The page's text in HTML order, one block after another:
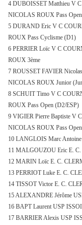
4 DUBOISSET Matthieu V
NICOLAS ROUX Pass
5 DURAND Eric V C
ROUX Pass Cyclisme (D1)
6 PERRIER Loïc V C
ROUX 3ème
7 ROUSSET FAVIER
NICOLAS ROUX Junior
8 SCHUIT Timo V C
ROUX Pass Open (D2/ESP)
9 VIGIER Pierre Baptiste V
NICOLAS ROUX Pass
10 LANGLOIS Marc
11 MALGOUZOU Eric E.
12 MARIN Loïc E. C.
13 PERRIOT Luke E. C.
14 TISSOT Victor E. C.
15 ALEXANDRE Jérôme
16 BAPT Laurent USP
17 BARRIER Alexis USP